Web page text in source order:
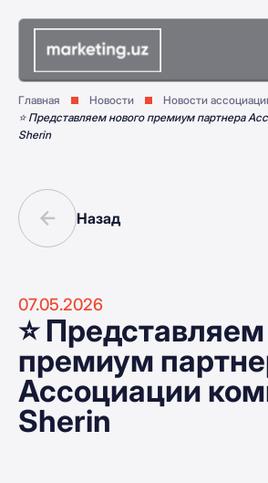
Главная Новости
Новости
⭐️ Представляем нового премиум партнера
Sherin
Назад
07.05.2026
⭐️
премиум
Ассоциации
Sherin